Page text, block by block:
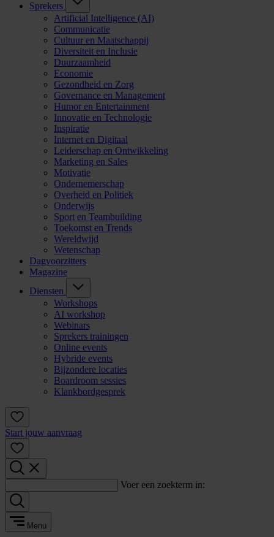
Sprekers
Artificial Intelligence (AI)
Communicatie
Cultuur en Maatschappij
Diversiteit en Inclusie
Duurzaamheid
Economie
Gezondheid en Zorg
Governance en Management
Humor en Entertainment
Innovatie en Technologie
Inspiratie
Internet en Digitaal
Leiderschap en Ontwikkeling
Marketing en Sales
Motivatie
Ondernemerschap
Overheid en Politiek
Onderwijs
Sport en Teambuilding
Toekomst en Trends
Wereldwijd
Wetenschap
Dagvoorzitters
Magazine
Diensten
Workshops
AI workshop
Webinars
Sprekers trainingen
Online events
Hybride events
Bijzondere locaties
Boardroom sessies
Klankbordgesprek
Start jouw aanvraag
Voer een zoekterm in:
Menu